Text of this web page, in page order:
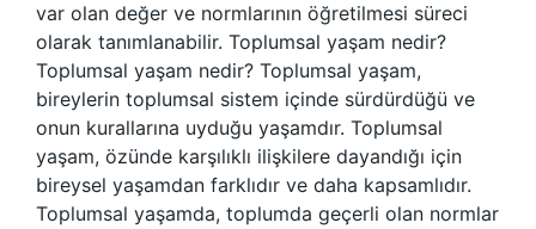
var olan değer ve normlarının öğretilmesi süreci
olarak tanımlanabilir. Toplumsal yaşam nedir?
Toplumsal yaşam nedir? Toplumsal yaşam,
bireylerin toplumsal sistem içinde sürdürdüğü ve
onun kurallarına uyduğu yaşamdır. Toplumsal
yaşam, özünde karşılıklı ilişkilere dayandığı için
bireysel yaşamdan farklıdır ve daha kapsamlıdır.
Toplumsal yaşamda, toplumda geçerli olan normlar